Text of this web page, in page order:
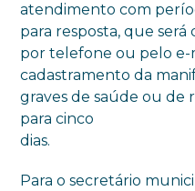
atendimento com
para resposta, que será
por telefone ou pelo e-
cadastramento da
graves de saúde ou de
para cinco
dias.
Para o secretário